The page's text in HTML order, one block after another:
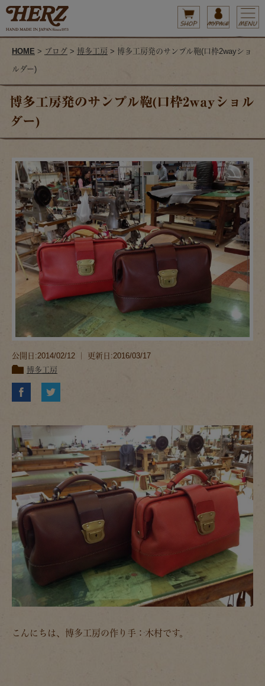
HOME > ブログ > 博多工房 > 博多工房発のサンプル鞄(口枠2wayショ
ルダー)
博多工房発のサンプル鞄(口枠2wayショル
ダー)
公開日:2014/02/12 ｜ 更新日:2016/03/17
博多工房
こんにちは、博多工房の作り手：木村です。